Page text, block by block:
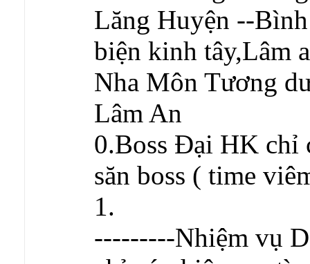
Lăng Huyện --
biện kinh tây,Lâm
Nha Môn Tương
Lâm An
0.Boss Đại HK chỉ
săn boss ( time
1.
---------Nhiệm vụ